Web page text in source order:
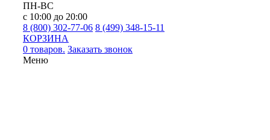
ПН-ВС
с 10:00 до 20:00
8 (800) 302-77-06 8 (499) 348-15-11
КОРЗИНА
0 товаров. Заказать звонок
Меню